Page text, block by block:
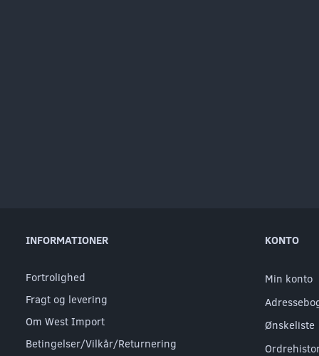
INFORMATIONER
Fortrolighed
Fragt og levering
Om West Import
Betingelser/Vilkår/Returnering
KONTO
Min konto
Ønskeliste